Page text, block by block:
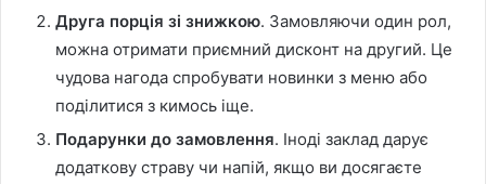
Друга порція зі знижкою. Замовляючи один рол,
можна отримати приємний дисконт на другий. Це
чудова нагода спробувати новинки з меню або
поділитися з кимось іще.
Подарунки до замовлення. Іноді заклад дарує
додаткову страву чи напій, якщо ви досягаєте